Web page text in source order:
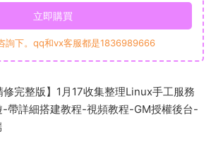
立即購買
詢下。qq和vx客服都是1836989666
修完整版】1月17收集整理Linux手工服務
帶詳細搭建教程-視頻教程-GM授權後台-